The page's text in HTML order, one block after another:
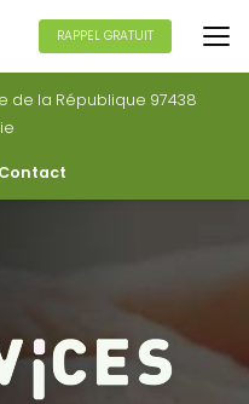
de la République 97438
Contact
RAPPEL GRATUIT